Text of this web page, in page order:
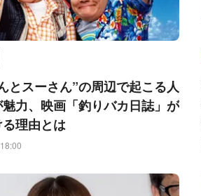
とスーさん”の周辺で起こる人
力、映画「釣りバカ日誌」が
理由とは